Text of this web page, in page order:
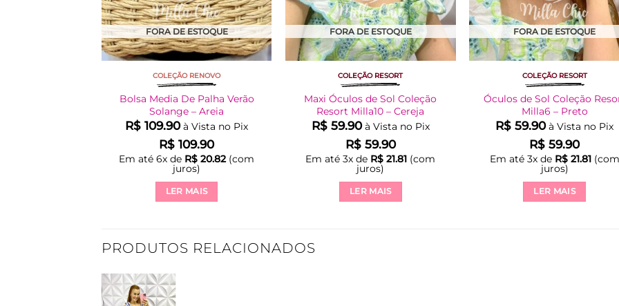
FORA DE ESTOQUE
COLEÇÃO RENOVO
Bolsa Media De Palha Verão
Solange – Areia
R$ 109.90 à Vista no Pix
R$ 109.90
Em até6x de R$ 20.82(com
juros)
LER MAIS
FORA DE ESTOQUE
COLEÇÃO RESORT
Maxi Óculos de Sol Coleção
Resort Milla10 – Cereja
R$59.90 à Vista no Pix
R$59.90
Em até3x de R$ 21.81 (com
juros)
LER MAIS
FORA DE ESTOQUE
COLEÇÃO RESORT
Óculos de Sol Coleção
Milla6 – Preto
R$ 59.90 à Vista no Pix
R$ 59.90
Em até 3x de R$21.81(com
juros)
LER MAIS
PRODUTOS RELACIONADOS